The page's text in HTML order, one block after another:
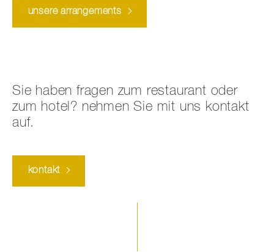
unsere arrangements
Sie haben fragen zum restaurant oder
zum hotel? nehmen Sie mit uns kontakt
auf.
kontakt